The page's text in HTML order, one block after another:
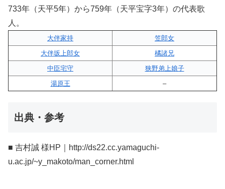
733年（天平5年）から759年（天平宝字3年）の代表歌
人。
大伴家持
笠郎女
大伴坂上郎女
橘諸兄
中臣宅守
狭野弟上娘子
湯原王
–
出典・参考
■ 吉村誠 様HP｜http://ds22.cc.yamaguchi-
u.ac.jp/~y_makoto/man_corner.html